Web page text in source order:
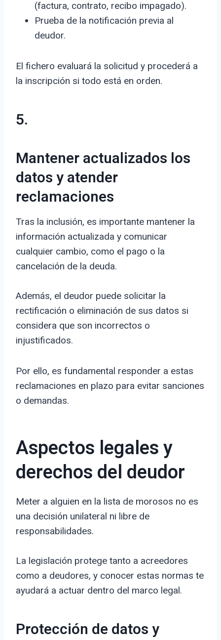
(factura, contrato, recibo impagado).
Prueba de la notificación previa al
deudor.
El fichero evaluará la solicitud y procederá a
la inscripción si todo está en orden.
5.
Mantener actualizados los
datos y atender
reclamaciones
Tras la inclusión, es importante mantener la
información actualizada y comunicar
cualquier cambio, como el pago o la
cancelación de la deuda.
Además, el deudor puede solicitar la
rectificación o eliminación de sus datos si
considera que son incorrectos o
injustificados.
Por ello, es fundamental responder a estas
reclamaciones en plazo para evitar sanciones
o demandas.
Aspectos legales y
derechos del deudor
Meter a alguien en la lista de morosos no es
una decisión unilateral ni libre de
responsabilidades.
La legislación protege tanto a acreedores
como a deudores, y conocer estas normas te
ayudará a actuar dentro del marco legal.
Protección de datos y